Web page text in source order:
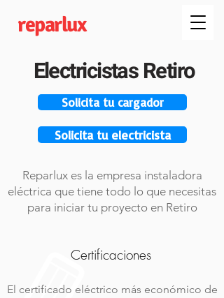
reparlux
Electricistas Retiro
Solicita tu cargador
Solicita tu electricista
Reparlux es la empresa instaladora
eléctrica que tiene todo lo que necesitas
para iniciar tu proyecto en Retiro
Certificaciones
El certificado eléctrico más económico de